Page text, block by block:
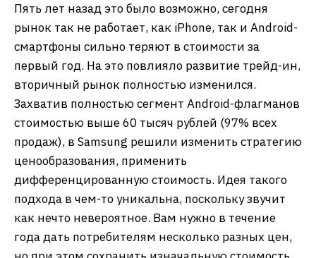
Пять лет назад это было возможно, сегодня
рынок так не работает, как iPhone, так и Android-
смартфоны сильно теряют в стоимости за
первый год. На это повлияло развитие трейд-ин,
вторичный рынок полностью изменился.
Захватив полностью сегмент Android-флагманов
стоимостью выше 60 тысяч рублей (97% всех
продаж), в Samsung решили изменить стратегию
ценообразования, применить
дифференцированную стоимость. Идея такого
подхода в чем-то уникальна, поскольку звучит
как нечто невероятное. Вам нужно в течение
года дать потребителям несколько разных цен,